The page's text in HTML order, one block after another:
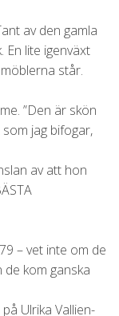
av den gamla
En lite igenväxt
står.
”Den är skön
jag bifogar,
av att hon
– vet inte om de
kom ganska
Ulrika Vallien-